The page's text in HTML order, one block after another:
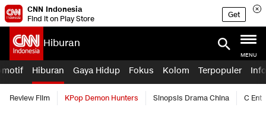
CNN Indonesia
Find it on Play Store
Get
Hiburan
MENU
Hiburan Gaya Hidup Fokus Kolom Terpopuler
Review Film KPop Demon Hunters Sinopsis Drama China C Ent